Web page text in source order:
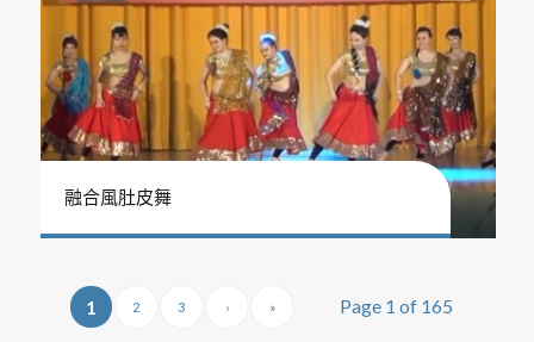
融合風肚皮舞
Page 1 of 165
1 2 3 › »